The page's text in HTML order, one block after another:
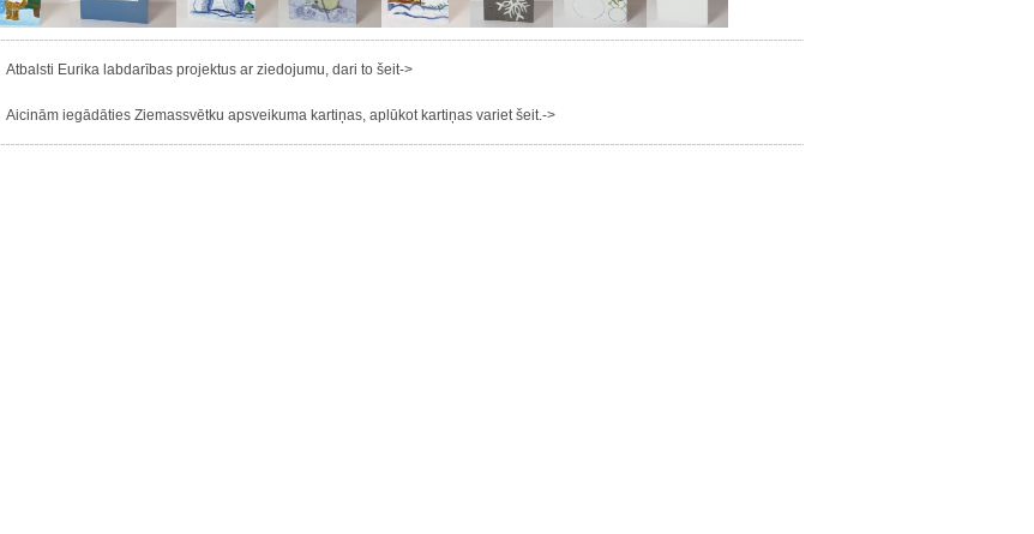
Atbalsti Eurika labdarības projektus ar ziedojumu, dari to šeit->
Aicinām iegādāties Ziemassvētku apsveikuma kartiņas, aplūkot kartiņas variet šeit.->